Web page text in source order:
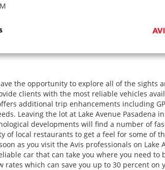
the opportunity to explore all of the sights
clients with the most reliable vehicles
additional trip enhancements including
Leaving the lot at Lake Avenue Pasadena
developments will find a number of
of local restaurants to get a feel for some of
as you visit the Avis professionals on Lake
car that can take you where you need to
which can save you up to 30 percent on